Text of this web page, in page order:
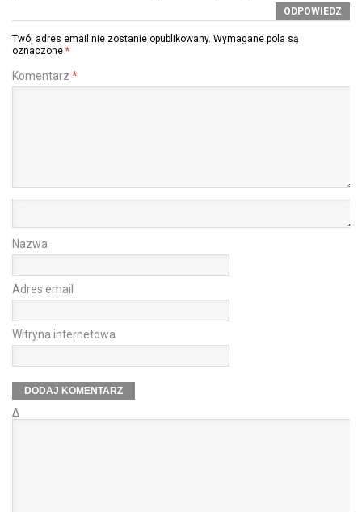
ODPOWIEDZ
Twój adres email nie zostanie opublikowany. Wymagane pola są
oznaczone *
Komentarz *
Nazwa
Adres email
Witryna internetowa
Δ